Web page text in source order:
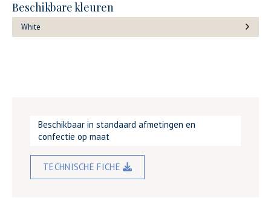
Beschikbare kleuren
White
Beschikbaar in standaard afmetingen en
confectie op maat
TECHNISCHE FICHE